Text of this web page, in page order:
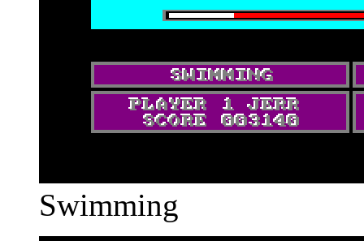
Swimming